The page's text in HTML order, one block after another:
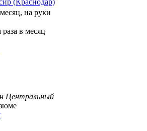
(Краснодар)
на руки
в месяц
Центральный